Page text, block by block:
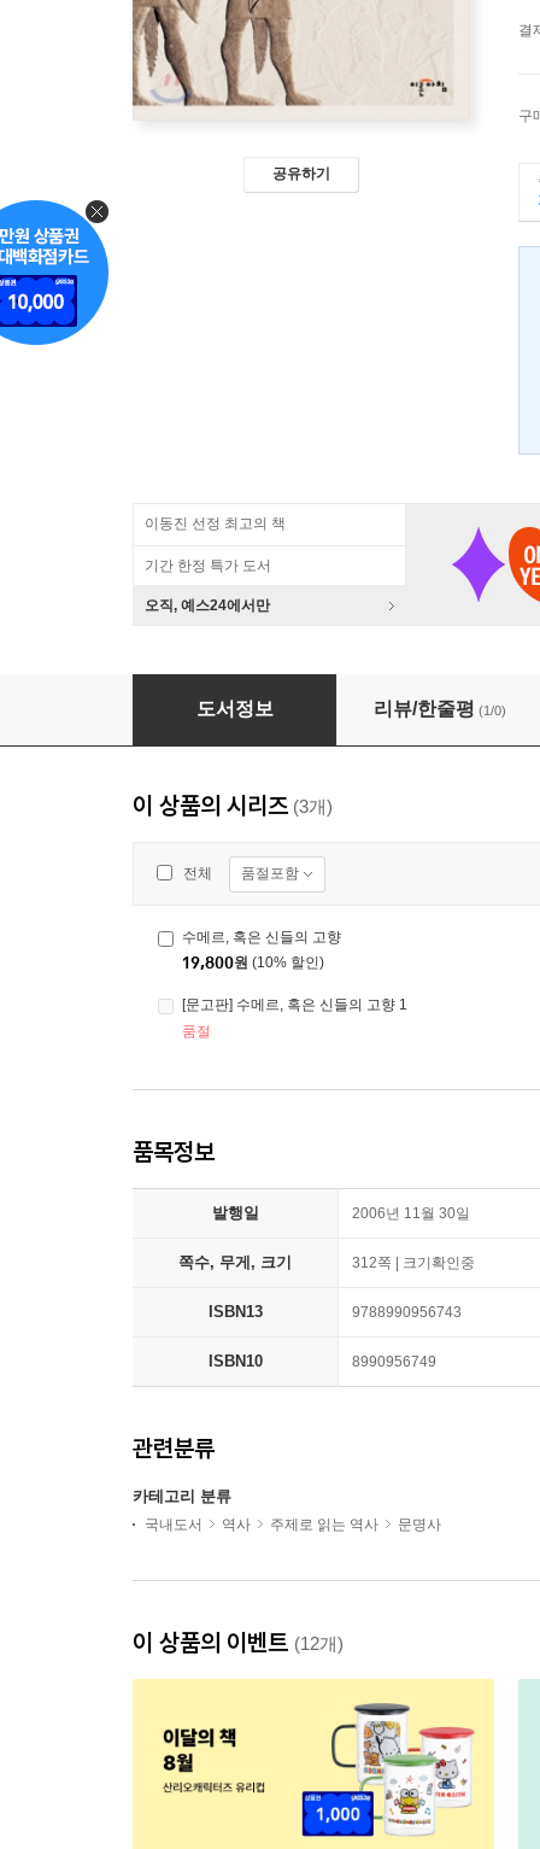
공유하기
결
구
이동진 선정 최고의 책
기간 한정 특가 도서
오직, 예스24에서만
수메르, 혹은 신들의 고향 2
도서정보 리뷰/한줄평 (1/0)
이 상품의 시리즈 (3개)
전체 품절포함
수메르, 혹은 신들의 고향
19,800원 (10% 할인)
[문고판] 수메르, 혹은 신들의 고향 1
품절
품목정보
발행일 2006년 11월 30일
쪽수, 무게, 크기 312쪽 | 크기확인중
ISBN13 9788990956743
ISBN10 8990956749
관련분류
카테고리 분류
국내도서 역사 주제로 읽는 역사 문명사
이 상품의 이벤트 (12개)